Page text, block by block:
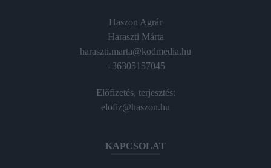
Haszon Agrár
Haraszti Márta
haraszti.marta@kodmedia.hu
+36305157045
Előfizetés, terjesztés:
elofiz@haszon.hu
KAPCSOLAT